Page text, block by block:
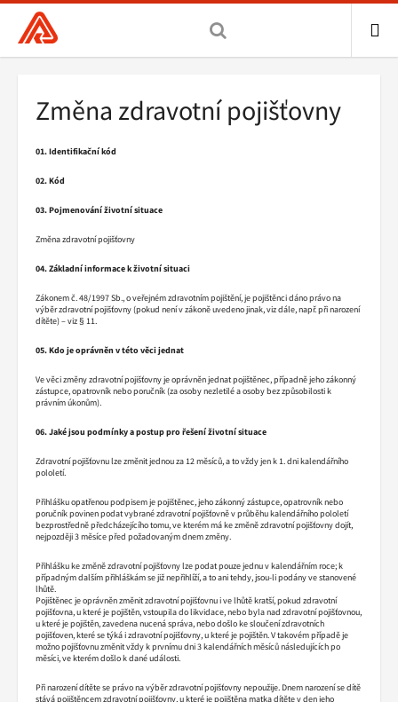
Všeobecná
zdravotní
hlavní
Drobečková
navigace
Změna zdravotní pojišťovny
01. Identifikační kód
02. Kód
03. Pojmenování životní situace
Změna zdravotní pojišťovny
04. Základní informace k životní situaci
Zákonem č. 48/1997 Sb., o veřejném zdravotním pojištění, je pojištěnci dáno právo na
výběr zdravotní pojišťovny (pokud není v zákoně uvedeno jinak, viz dále, např. při narození
dítěte) – viz § 11.
05. Kdo je oprávněn v této věci jednat
Ve věci změny zdravotní pojišťovny je oprávněn jednat pojištěnec, případně jeho zákonný
zástupce, opatrovník nebo poručník (za osoby nezletilé a osoby bez způsobilosti k
právním úkonům).
06. Jaké jsou podmínky a postup pro řešení životní situace
Zdravotní pojišťovnu lze změnit jednou za 12 měsíců, a to vždy jen k 1. dni kalendářního
pololetí.
Přihlášku opatřenou podpisem je pojištěnec, jeho zákonný zástupce, opatrovník nebo
poručník povinen podat vybrané zdravotní pojišťovně v průběhu kalendářního pololetí
bezprostředně předcházejícího tomu, ve kterém má ke změně zdravotní pojišťovny dojít,
nejpozději 3 měsíce před požadovaným dnem změny.
Přihlášku ke změně zdravotní pojišťovny lze podat pouze jednu v kalendářním roce; k
případným dalším přihláškám se již nepřihlíží, a to ani tehdy, jsou-li podány ve stanovené
lhůtě.
Pojištěnec je oprávněn změnit zdravotní pojišťovnu i ve lhůtě kratší, pokud zdravotní
pojišťovna, u které je pojištěn, vstoupila do likvidace, nebo byla nad zdravotní pojišťovnou,
u které je pojištěn, zavedena nucená správa, nebo došlo ke sloučení zdravotních
pojišťoven, které se týká i zdravotní pojišťovny, u které je pojištěn. V takovém případě je
možno pojišťovnu změnit vždy k prvnímu dni 3 kalendářních měsíců následujících po
měsíci, ve kterém došlo k dané události.
Při narození dítěte se právo na výběr zdravotní pojišťovny nepoužije. Dnem narození se dítě
stává pojištěncem zdravotní pojišťovny, u které je pojištěna matka dítěte v den jeho